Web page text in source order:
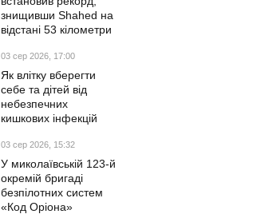
знищивши Shahed на
відстані 53 кілометри
03 сер 2026, 17:00
Як влітку вберегти
себе та дітей від
небезпечних
кишкових інфекцій
03 сер 2026, 15:32
У миколаївській 123-й
окремій бригаді
безпілотних систем
«Код Оріона»